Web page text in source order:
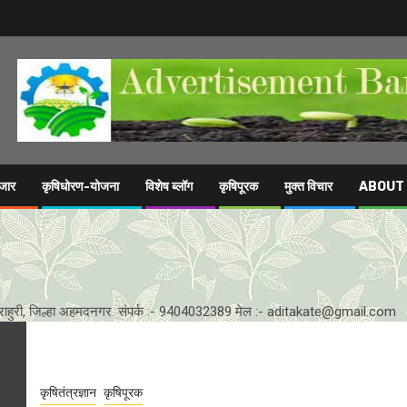
कृषिधोरण-योजना विशेष ब्लॉग कृषिपूरक मुक्त विचार ABOUT
राहुरी, जिल्हा अहमदनगर. संपर्क :- 9404032389 मेल :- aditakate@gmail.com
कृषितंत्रज्ञान कृषिपूरक